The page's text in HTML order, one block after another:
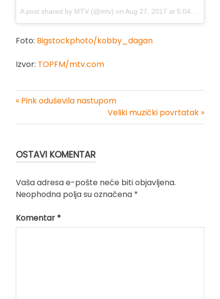
A post shared by MTV (@mtv) on Aug 27, 2017 at 5:04pm PDT
Foto: Bigstockphoto/kobby_dagan
Izvor: TOPFM/mtv.com
« Pink oduševila nastupom
Veliki muzički povrtatak »
OSTAVI KOMENTAR
Vaša adresa e-pošte neće biti objavljena.
Neophodna polja su označena *
Komentar *